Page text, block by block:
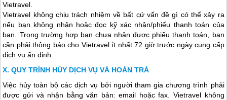
Vietravel.
Vietravel không chịu trách nhiệm về bất cứ vấn đề gì có thể xảy ra
nếu bạn không nhận hoặc đọc kỹ xác nhận/phiếu thanh toán của
bạn. Trong trường hợp bạn chưa nhận được phiếu thanh toán, bạn
cần phải thông báo cho Vietravel ít nhất 72 giờ trước ngày cung cấp
dịch vụ ấn định.
QUY TRÌNH HỦY DỊCH VỤ VÀ HOÀN TRẢ
Việc hủy toàn bộ các dịch vụ bởi người tham gia chương trình phải
được gửi và nhận bằng văn bản: email hoặc fax. Vietravel không